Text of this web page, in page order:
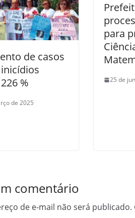
de casos
%
de 2025
para
25 de
comentário
de e-mail não será publicado.